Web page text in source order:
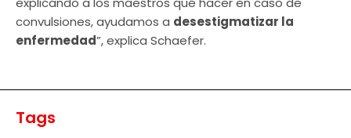
convulsiones, ayudamos a desestigmatizar la
enfermedad”, explica Schaefer.
Tags